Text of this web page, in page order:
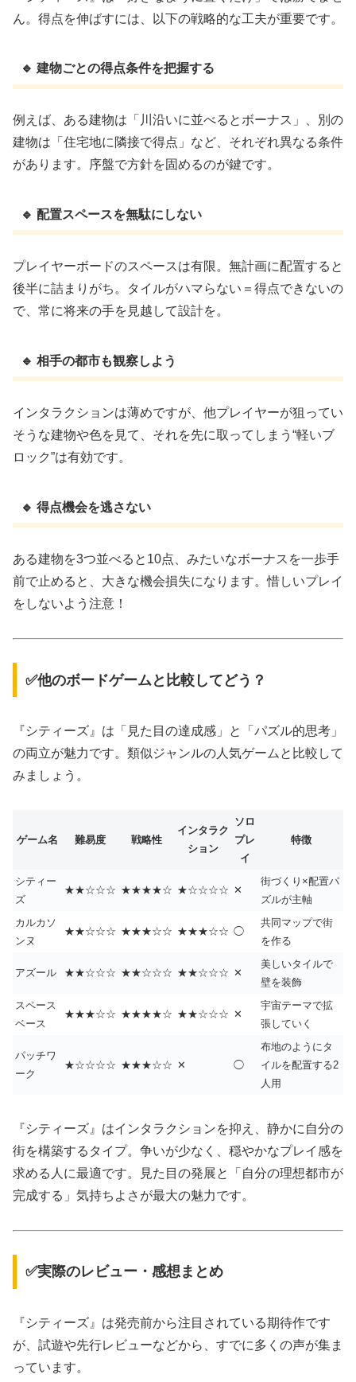
ん。得点を伸ばすには、以下の戦略的な工夫が重要です。
🔹 建物ごとの得点条件を把握する
例えば、ある建物は「川沿いに並べるとボーナス」、別の
建物は「住宅地に隣接で得点」など、それぞれ異なる条件
があります。序盤で方針を固めるのが鍵です。
🔹 配置スペースを無駄にしない
プレイヤーボードのスペースは有限。無計画に配置すると
後半に詰まりがち。タイルがハマらない＝得点できないの
で、常に将来の手を見越して設計を。
🔹 相手の都市も観察しよう
インタラクションは薄めですが、他プレイヤーが狙ってい
そうな建物や色を見て、それを先に取ってしまう“軽いブ
ロック”は有効です。
🔹 得点機会を逃さない
ある建物を3つ並べると10点、みたいなボーナスを一歩手
前で止めると、大きな機会損失になります。惜しいプレイ
をしないよう注意！
✅他のボードゲームと比較してどう？
『シティーズ』は「見た目の達成感」と「パズル的思考」
の両立が魅力です。類似ジャンルの人気ゲームと比較して
みましょう。
ゲーム名 難易度 戦略性
インタラク
ション
ソロ
プレ
イ
特徴
シティー
ズ
★★☆☆☆ ★★★★☆ ★☆☆☆☆ ✕
街づくり×配置パ
ズルが主軸
カルカソ
ンヌ
★★☆☆☆ ★★★☆☆ ★★★☆☆ ◯
共同マップで街
を作る
アズール ★★☆☆☆ ★★☆☆☆ ★★☆☆☆ ✕
美しいタイルで
壁を装飾
スペース
ベース
★★★☆☆ ★★★★☆ ★★☆☆☆ ✕
宇宙テーマで拡
張していく
パッチワ
ーク
★☆☆☆☆ ★★★☆☆ ✕ ◯
布地のようにタ
イルを配置する2
人用
『シティーズ』はインタラクションを抑え、静かに自分の
街を構築するタイプ。争いが少なく、穏やかなプレイ感を
求める人に最適です。見た目の発展と「自分の理想都市が
完成する」気持ちよさが最大の魅力です。
✅実際のレビュー・感想まとめ
『シティーズ』は発売前から注目されている期待作です
が、試遊や先行レビューなどから、すでに多くの声が集ま
っています。